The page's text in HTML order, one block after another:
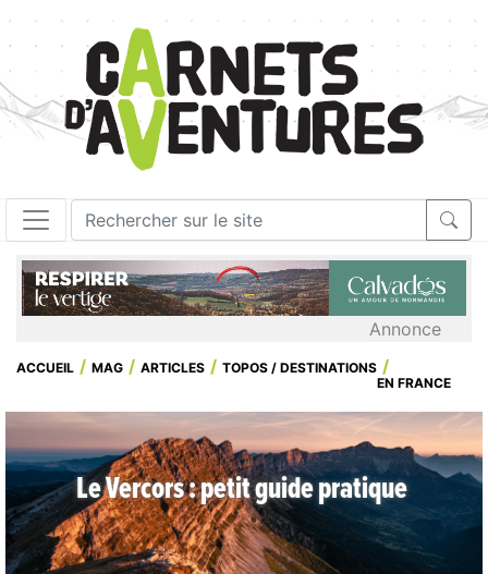
Annonce
ACCUEIL MAG ARTICLES
TOPOS / DESTINATIONS
EN FRANCE
Le Vercors : petit guide pratique